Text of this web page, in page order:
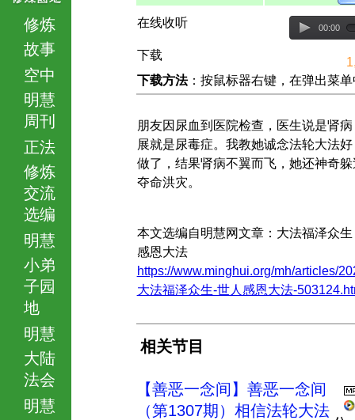
修炼
故事
空中
明慧
周刊
正法
修炼
交流
选编
明慧
小弟
子园
地
明慧
大陆
法会
明慧
在线收听 00:00
下载
下载方法：按鼠标器右键，在弹出菜
朋友因尿血到医院检查，医生说是肾
展就是尿毒症。我教她诚念法轮大法
做了，结果肾病不翼而飞，她还神奇
夺命洪灾。
本文选编自明慧网文章：大法福泽众
感恩大法
https://www.minghui.org/mh/articles/
大法福泽众生-世人感恩大法-
相关节目
【善恶一念间】善恶一念间
（第1307期）相信法轮大法